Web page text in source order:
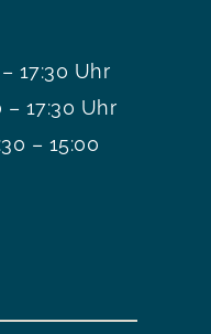
17:30 Uhr
– 17:30 Uhr
:30 – 15:00